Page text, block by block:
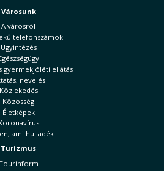
Városunk
A városról
telefonszámok
Ügyintézés
gyermekjóléti ellátás
nevelés
Közlekedés
Közösség
Életképek
ami hulladék
Turizmus